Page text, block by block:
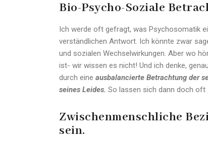
Bio-Psycho-Soziale
Ich werde oft gefragt, was Psychosomatik
verständlichen Antwort. Ich könnte zwar
und sozialen Wechselwirkungen. Aber wo
ist- wir wissen es nicht! Und ich denke,
durch eine ausbalancierte Betrachtung der
seines Leides. So lassen sich dann doch oft
Zwischenmenschliche
sein.